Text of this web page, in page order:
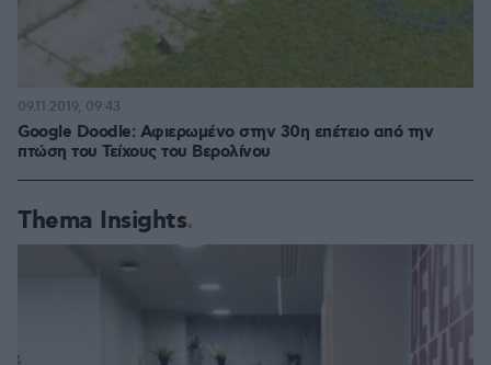
Google Doodle: Αφιερωμένο στην 30η επέτειο από την
πτώση του Τείχους του Βερολίνου
09.11.2019, 09:43
Thema Insights